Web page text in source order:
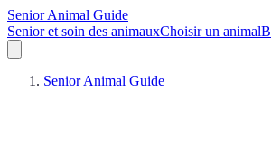
Senior Animal Guide
Senior et soin des animauxChoisir un animal
Senior Animal Guide